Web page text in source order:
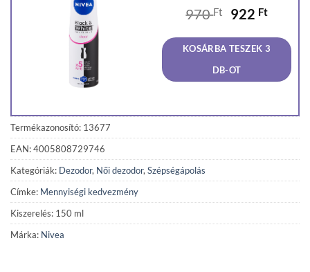
970Ft
Original
was:
970 Ft.
922 Ft
is:
922
KOSÁRBA TESZEK 3
DB-OT
Termékazonosító: 13677
EAN: 4005808729746
Kategóriák: Dezodor, Női dezodor, Szépségápolás
Címke: Mennyiségi kedvezmény
Kiszerelés: 150 ml
Márka: Nivea